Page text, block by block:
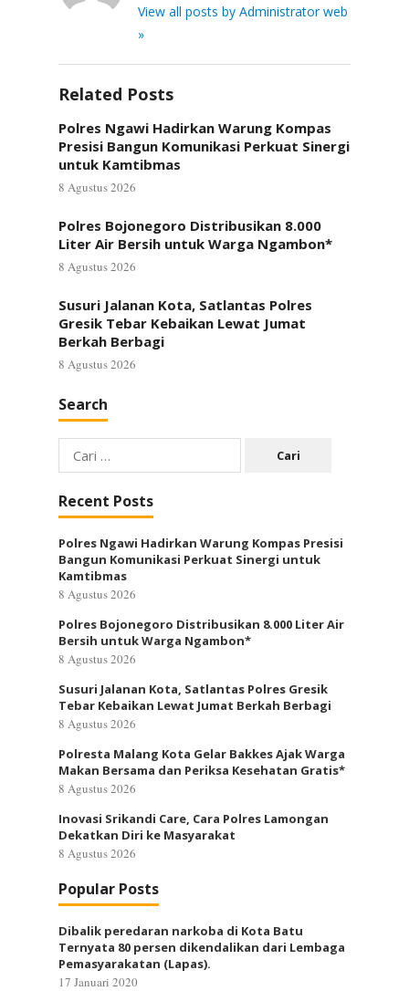
View all posts by Administrator web
»
Related Posts
Polres Ngawi Hadirkan Warung Kompas
Presisi Bangun Komunikasi Perkuat Sinergi
untuk Kamtibmas
8 Agustus 2026
Polres Bojonegoro Distribusikan 8.000
Liter Air Bersih untuk Warga Ngambon*
8 Agustus 2026
Susuri Jalanan Kota, Satlantas Polres
Gresik Tebar Kebaikan Lewat Jumat
Berkah Berbagi
8 Agustus 2026
Search
Cari
untuk:
Recent Posts
Polres Ngawi Hadirkan Warung Kompas Presisi
Bangun Komunikasi Perkuat Sinergi untuk
Kamtibmas
8 Agustus 2026
Polres Bojonegoro Distribusikan 8.000 Liter Air
Bersih untuk Warga Ngambon*
8 Agustus 2026
Susuri Jalanan Kota, Satlantas Polres Gresik
Tebar Kebaikan Lewat Jumat Berkah Berbagi
8 Agustus 2026
Polresta Malang Kota Gelar Bakkes Ajak Warga
Makan Bersama dan Periksa Kesehatan Gratis*
8 Agustus 2026
Inovasi Srikandi Care, Cara Polres Lamongan
Dekatkan Diri ke Masyarakat
8 Agustus 2026
Popular Posts
Dibalik peredaran narkoba di Kota Batu
Ternyata 80 persen dikendalikan dari Lembaga
Pemasyarakatan (Lapas).
17 Januari 2020